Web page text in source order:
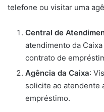
telefone ou visitar uma
Central de
atendimento da
contrato de
Agência da Caixa:
solicite ao atendente
empréstimo.